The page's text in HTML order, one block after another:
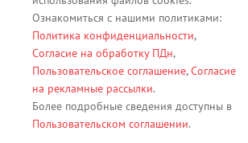
тексты, изображения, каталоги, таблицы,
иная информация являются собственностью
ООО "Бальф" (ОГРН 1079847131825, ИНН
191167 г. Санкт-Петербург, ул.
помещение 22-Н). Их полное или частичное
изменение, копирование, использование без
данного веб-сайта
Ознакомиться с нашими политиками:
Политика конфиденциальности,
Согласие на обработку ПДн,
Пользовательское соглашение,Согласие
на рекламные рассылки.
Более подробные сведения доступны в
Пользовательском соглашении.